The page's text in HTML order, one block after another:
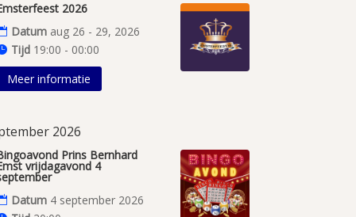
2026
Datum aug 26 - 29, 2026
Tijd 19:00 - 00:00
Meer informatie
2026
Prins Bernhard
vrijdagavond 4
Datum 4 september 2026